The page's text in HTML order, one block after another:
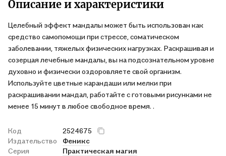
Описание и характеристики
Целебный эффект мандалы может быть использован как
средство самопомощи при стрессе, соматическом
заболевании, тяжелых физических нагрузках. Раскрашивая и
созерцая лечебные мандалы, вы на подсознательном уровне
духовно и физически оздоровляете свой организм.
Используйте цветные карандаши или мелки при
раскрашивании мандал, работайте с готовыми рисунками не
менее 15 минут в любое свободное время. .
Код
2524675
Издательство
Феникс
Серия
Практическая магия